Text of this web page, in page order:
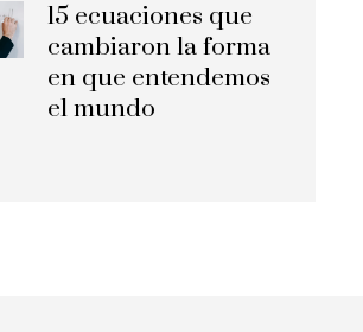
15 ecuaciones que
cambiaron la forma
en que entendemos
el mundo